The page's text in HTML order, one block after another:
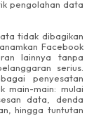
pengolahan data
tidak dibagikan
Facebook
lainnya tanpa
serius.
penyesatan
main-main: mulai
data, denda
hingga tuntutan